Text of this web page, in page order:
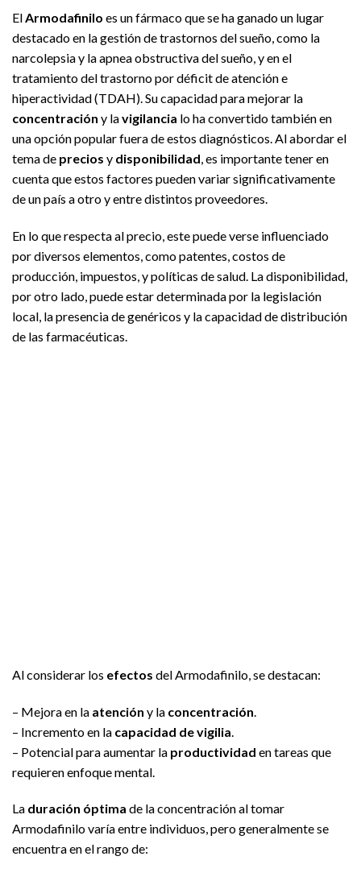
ElArmodafinilo es un fármaco que se ha ganado un lugar
destacado en la gestión de trastornos del sueño, como la
narcolepsia y la apnea obstructiva del sueño, y en el
tratamiento del trastorno por déficit de atención e
hiperactividad (TDAH). Su capacidad para mejorar la
concentración y lavigilancia lo ha convertido también en
una opción popular fuera de estos diagnósticos. Al abordar el
tema de precios y disponibilidad, es importante tener en
cuenta que estos factores pueden variar significativamente
de un país a otro y entre distintos proveedores.
En lo que respecta al precio, este puede verse influenciado
por diversos elementos, como patentes, costos de
producción, impuestos, y políticas de salud. La disponibilidad,
por otro lado, puede estar determinada por la legislación
local, la presencia de genéricos y la capacidad de distribución
de las farmacéuticas.
Al considerar los efectos del Armodafinilo, se destacan:
– Mejora en la atención y la concentración
– Incremento en la capacidad de vigilia
– Potencial para aumentar la productividad en tareas que
requieren enfoque mental.
La duración óptima de la concentración al tomar
Armodafinilo varía entre individuos, pero generalmente se
encuentra en el rango de: